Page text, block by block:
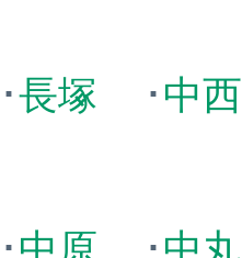
･長塚 ･中西